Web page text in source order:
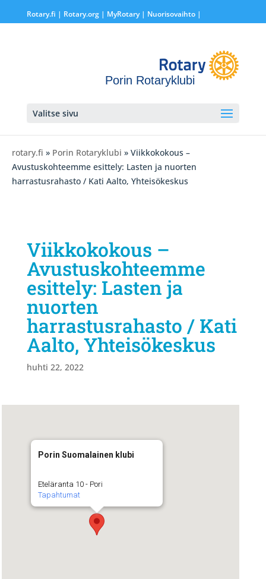
Rotary.fi | Rotary.org| MyRotary | Nuorisovaihto|
Porin Rotaryklubi
Valitse sivu
rotary.fi » Porin Rotaryklubi » Viikkokokous –
Avustuskohteemme esittely: Lasten ja nuorten
harrastusrahasto / Kati Aalto, Yhteisökeskus
Viikkokokous –
Avustuskohteemme
esittely: Lasten ja
nuorten
harrastusrahasto / Kati
Aalto, Yhteisökeskus
huhti 22, 2022
Porin Suomalainen klubi
Eteläranta 10 - Pori
Tapahtumat